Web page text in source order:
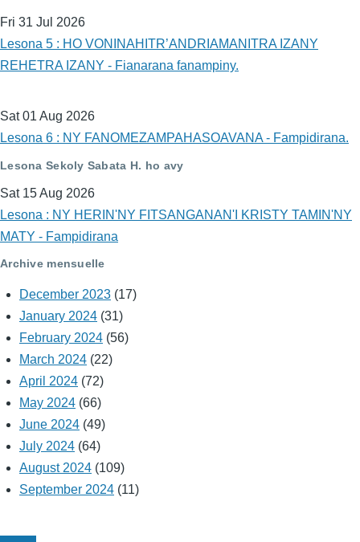
Fri 31 Jul 2026
Lesona 5 : HO VONINAHITR’ANDRIAMANITRA IZANY
REHETRA IZANY - Fianarana fanampiny.
Sat 01 Aug 2026
Lesona 6 : NY FANOMEZAMPAHASOAVANA - Fampidirana.
Lesona Sekoly Sabata H. ho avy
Sat 15 Aug 2026
Lesona : NY HERIN'NY FITSANGANAN'I KRISTY TAMIN'NY
MATY - Fampidirana
Archive mensuelle
December 2023 (17)
January 2024 (31)
February 2024 (56)
March 2024 (22)
April 2024 (72)
May 2024 (66)
June 2024 (49)
July 2024 (64)
August 2024 (109)
September 2024 (11)